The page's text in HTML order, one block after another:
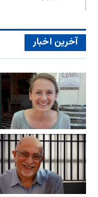
آخرین اخبار